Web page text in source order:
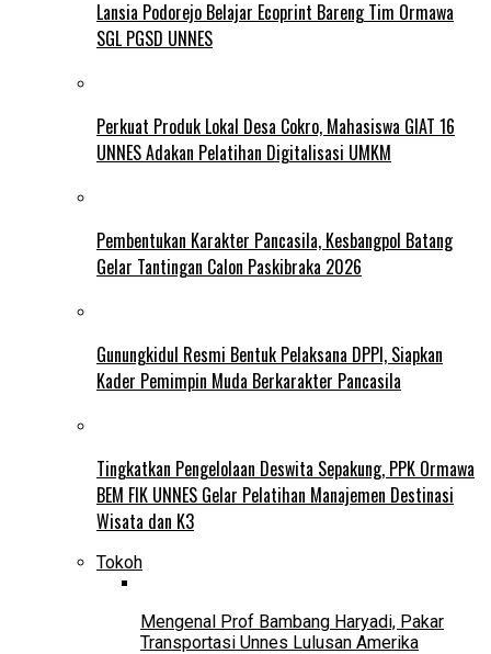
Lansia Podorejo Belajar Ecoprint Bareng Tim Ormawa
SGL PGSD UNNES
Perkuat Produk Lokal Desa Cokro, Mahasiswa GIAT 16
UNNES Adakan Pelatihan Digitalisasi UMKM
Pembentukan Karakter Pancasila, Kesbangpol Batang
Gelar Tantingan Calon Paskibraka 2026
Gunungkidul Resmi Bentuk Pelaksana DPPI, Siapkan
Kader Pemimpin Muda Berkarakter Pancasila
Tingkatkan Pengelolaan Deswita Sepakung, PPK Ormawa
BEM FIK UNNES Gelar Pelatihan Manajemen Destinasi
Wisata dan K3
Tokoh
Mengenal Prof Bambang Haryadi, Pakar
Transportasi Unnes Lulusan Amerika